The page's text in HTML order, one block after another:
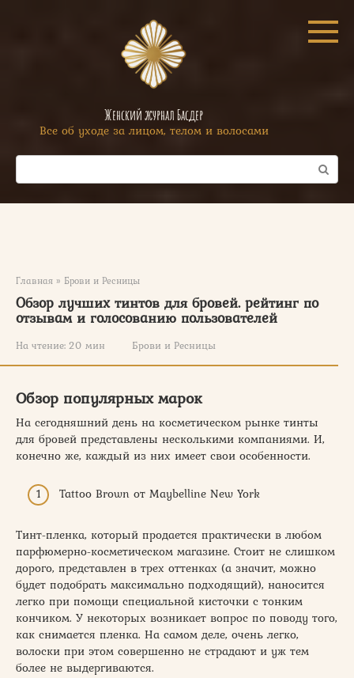
Женский журнал Басдер
Все об уходе за лицом, телом и волосами
Поиск:
Главная » Брови и Ресницы
Обзор лучших тинтов для бровей. рейтинг по
отзывам и голосованию пользователей
На чтение: 20 мин Брови и Ресницы
Обзор популярных марок
На сегодняшний день на косметическом рынке тинты
для бровей представлены несколькими компаниями. И,
конечно же, каждый из них имеет свои особенности.
Tattoo Brown от Maybelline New York
Тинт-пленка, который продается практически в любом
парфюмерно-косметическом магазине. Стоит не слишком
дорого, представлен в трех оттенках (а значит, можно
будет подобрать максимально подходящий), наносится
легко при помощи специальной кисточки с тонким
кончиком. У некоторых возникает вопрос по поводу того,
как снимается пленка. На самом деле, очень легко,
волоски при этом совершенно не страдают и уж тем
более не выдергиваются.